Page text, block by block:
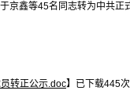
京鑫等45名同志转为中共正
转正公示.doc】已下载445次